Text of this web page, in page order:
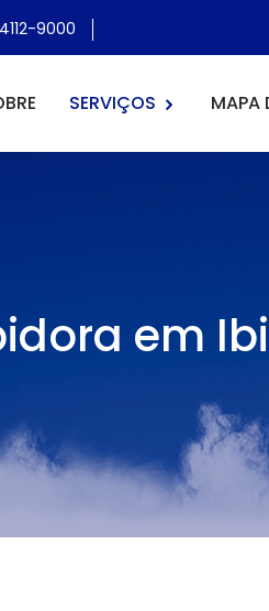
9000
SERVIÇOS MAPA
em